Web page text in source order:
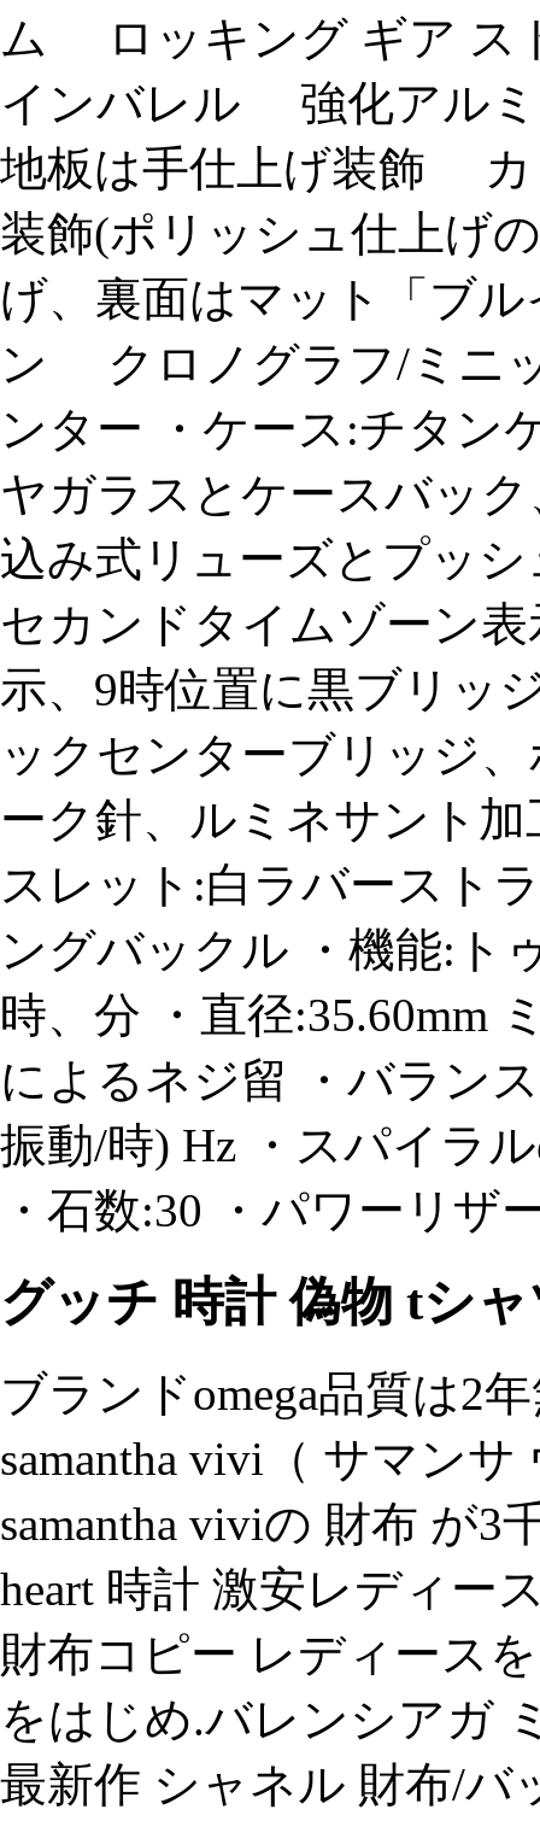
ム ロッキング ギア ス
インバレル 強化アル
地板は手仕上げ装飾 カ
装飾(ポリッシュ仕上げ
げ、裏面はマット「ブ
ン クロノグラフ/ミニ
ンター ・ケース:チタン
ヤガラスとケースバッ
込み式リューズとプッ
セカンドタイムゾーン
示、9時位置に黒ブリッ
ックセンターブリッジ
ーク針、ルミネサント
スレット:白ラバースト
ングバックル ・機能:ト
時、分 ・直径:35.60mm
によるネジ留 ・バラン
振動/時) Hz ・スパイラ
・石数:30 ・パワーリザ
グッチ 時計 偽物 tシ
ブランドomega品質は2
samantha vivi（ サマン
samantha viviの 財布 が3
heart 時計 激安レディー
財布コピー レディース
をはじめ.バレンシアガ
最新作 シャネル 財布/バ